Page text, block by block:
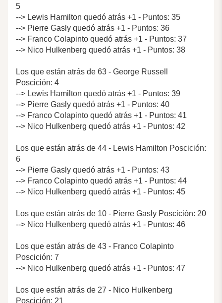
5
--> Lewis Hamilton quedó atrás +1 - Puntos: 35
--> Pierre Gasly quedó atrás +1 - Puntos: 36
--> Franco Colapinto quedó atrás +1 - Puntos: 37
--> Nico Hulkenberg quedó atrás +1 - Puntos: 38
Los que están atrás de 63 - George Russell
Poscición: 4
--> Lewis Hamilton quedó atrás +1 - Puntos: 39
--> Pierre Gasly quedó atrás +1 - Puntos: 40
--> Franco Colapinto quedó atrás +1 - Puntos: 41
--> Nico Hulkenberg quedó atrás +1 - Puntos: 42
Los que están atrás de 44 - Lewis Hamilton Poscición:
6
--> Pierre Gasly quedó atrás +1 - Puntos: 43
--> Franco Colapinto quedó atrás +1 - Puntos: 44
--> Nico Hulkenberg quedó atrás +1 - Puntos: 45
Los que están atrás de 10 - Pierre Gasly Poscición: 20
--> Nico Hulkenberg quedó atrás +1 - Puntos: 46
Los que están atrás de 43 - Franco Colapinto
Poscición: 7
--> Nico Hulkenberg quedó atrás +1 - Puntos: 47
Los que están atrás de 27 - Nico Hulkenberg
Poscición: 21